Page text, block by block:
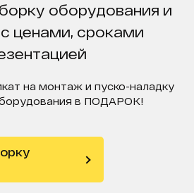
оборудования и
ценами, сроками
на монтаж и пуско-наладку
в ПОДАРОК!